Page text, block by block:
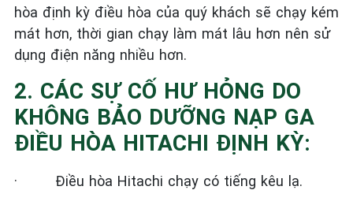
hòa định kỳ điều hòa của quý khách sẽ chạy kém
mát hơn, thời gian chạy làm mát lâu hơn nên sử
dụng điện năng nhiều hơn.
2. CÁC SỰ CỐ HƯ HỎNG DO
KHÔNG BẢO DƯỠNG NẠP GA
ĐIỀU HÒA HITACHI ĐỊNH KỲ:
· Điều hòa Hitachi chạy có tiếng kêu lạ.